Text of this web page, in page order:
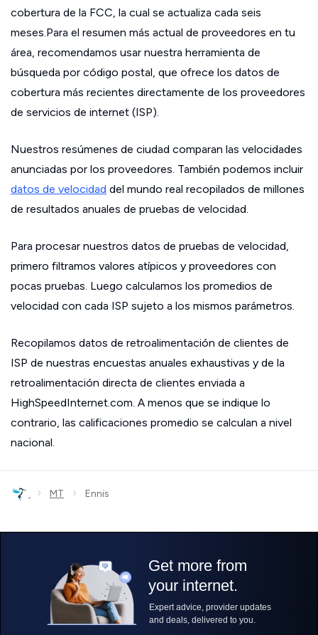
cobertura de la FCC, la cual se actualiza cada seis
meses.Para el resumen más actual de proveedores en tu
área, recomendamos usar nuestra herramienta de
búsqueda por código postal, que ofrece los datos de
cobertura más recientes directamente de los proveedores
de servicios de internet (ISP).
Nuestros resúmenes de ciudad comparan las velocidades
anunciadas por los proveedores. También podemos incluir
datos de velocidad del mundo real recopilados de millones
de resultados anuales de pruebas de velocidad.
Para procesar nuestros datos de pruebas de velocidad,
primero filtramos valores atípicos y proveedores con
pocas pruebas. Luego calculamos los promedios de
velocidad con cada ISP sujeto a los mismos parámetros.
Recopilamos datos de retroalimentación de clientes de
ISP de nuestras encuestas anuales exhaustivas y de la
retroalimentación directa de clientes enviada a
HighSpeedInternet.com. A menos que se indique lo
contrario, las calificaciones promedio se calculan a nivel
nacional.
› MT › Ennis